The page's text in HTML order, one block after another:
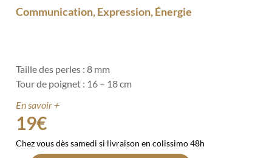
Communication, Expression, Énergie
Taille des perles : 8 mm
Tour de poignet : 16 – 18 cm
En savoir +
19€
Chez vous dès samedi si livraison en colissimo 48h